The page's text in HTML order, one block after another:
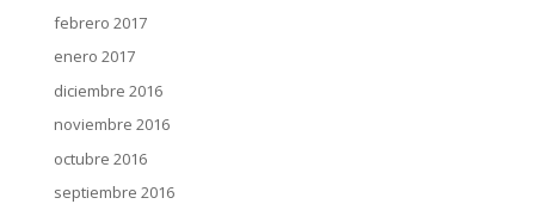
febrero 2017
enero 2017
diciembre 2016
noviembre 2016
octubre 2016
septiembre 2016